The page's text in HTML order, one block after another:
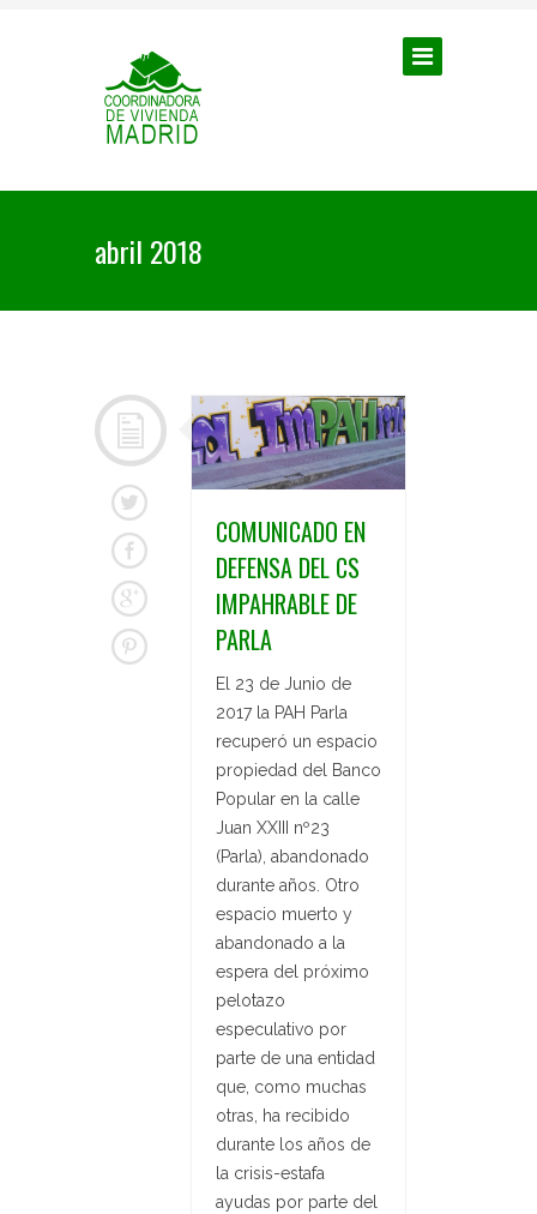
abril 2018
COMUNICADO EN
DEFENSA DEL CS
IMPAHRABLE DE
PARLA
El 23 de Junio de
2017 la PAH Parla
recuperó un espacio
propiedad del Banco
Popular en la calle
Juan XXIII nº23
(Parla), abandonado
durante años. Otro
espacio muerto y
abandonado a la
espera del próximo
pelotazo
especulativo por
parte de una entidad
que, como muchas
otras, ha recibido
durante los años de
la crisis-estafa
ayudas por parte del